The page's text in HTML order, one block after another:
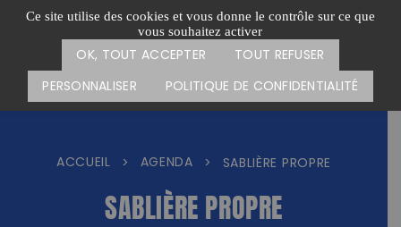
Ce site utilise des cookies et vous donne le contrôle sur ce que
vous souhaitez activer
OK, TOUT ACCEPTER
TOUT REFUSER
PERSONNALISER
POLITIQUE DE CONFIDENTIALITÉ
Passer
Menu
CARTE DES ACTIONS FAIRE UN DON
ACCUEIL > AGENDA > SABLIÈRE PROPRE
SABLIÈRE PROPRE